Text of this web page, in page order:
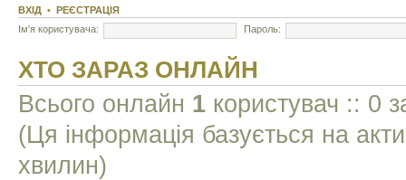
ВХІД • РЕЄСТРАЦІЯ
Ім'я користувача:
Пароль:
ХТО ЗАРАЗ ОНЛАЙН
Всього онлайн 1 користувач :: 0
(Ця інформація базується на
хвилин)